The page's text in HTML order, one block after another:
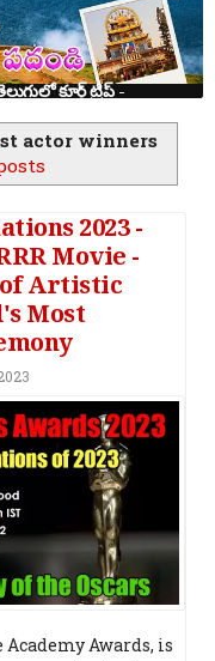
actor winners
2023 -
Movie -
Artistic
Most
Awards, is